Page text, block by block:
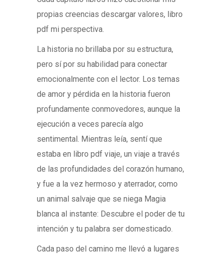
propias creencias descargar valores, libro
pdf mi perspectiva.
La historia no brillaba por su estructura,
pero sí por su habilidad para conectar
emocionalmente con el lector. Los temas
de amor y pérdida en la historia fueron
profundamente conmovedores, aunque la
ejecución a veces parecía algo
sentimental. Mientras leía, sentí que
estaba en libro pdf viaje, un viaje a través
de las profundidades del corazón humano,
y fue a la vez hermoso y aterrador, como
un animal salvaje que se niega Magia
blanca al instante: Descubre el poder de tu
intención y tu palabra ser domesticado.
Cada paso del camino me llevó a lugares